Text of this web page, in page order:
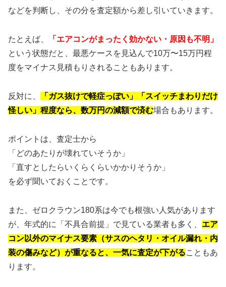
などを判断し、その分を査定額から差し引いていきます。
たとえば、
「エアコンがまったく効かない・原因も不明」
という状態だと、最悪ケースを見込んで10万〜15万円程
度をマイナス見積もりされることもあります。
反対に、
「ガス抜けで軽症っぽい」「スイッチまわりだけ
怪しい」程度なら、数万円の減額で済む場合もあります。
ポイントは、査定士から
「どのあたりが壊れていそうか」
「直すとしたらいくらくらいかかりそうか」
を必ず聞いておくことです。
また、ゼロクラウン180系は今でも根強い人気があります
が、年式的に「不具合前提」で見ている業者も多く、 エア
コン以外のマイナス要素（サスのヘタリ・オイル漏れ・内
装の傷みなど）が重なると、一気に査定が下がることもあ
ります。